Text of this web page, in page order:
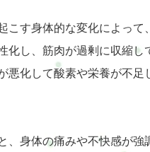
す身体的な変化によって
し、筋肉が過剰に収縮し
悪化して酸素や栄養が不
身体の痛みや不快感が強